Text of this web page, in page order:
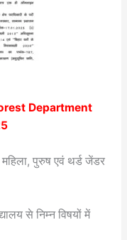
Department
महिला, पुरुष एवं थर्ड जेंडर
से निम्न विषयों में